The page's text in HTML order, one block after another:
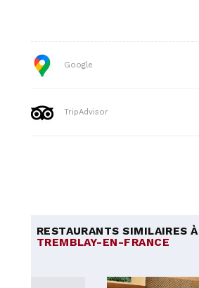
Google
TripAdvisor
RESTAURANTS SIMILAIRES À
TREMBLAY-EN-FRANCE